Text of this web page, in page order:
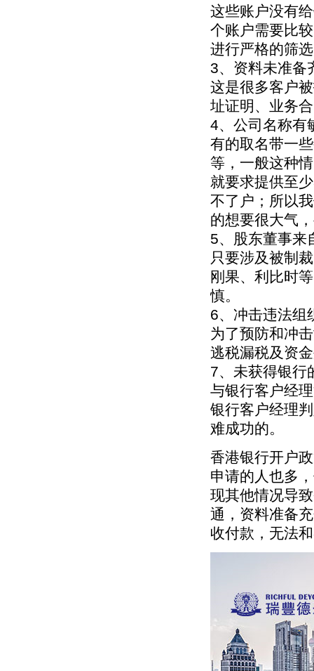
这些账户没有
个账户需要比
进行严格的筛
3、资料未准备
这是很多客户
址证明、业务
4、公司名称有
有的取名带一
等，一般这种
就要求提供至
不了户；所以
的想要很大气
5、股东董事来
只要涉及被制
刚果、利比时
慎。
6、冲击违法组
为了预防和冲
逃税漏税及资
7、未获得银行
与银行客户经
银行客户经理
难成功的。
香港银行开户
申请的人也多
现其他情况导
通，资料准备
收付款，无法